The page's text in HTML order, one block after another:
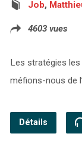
Job,
4603 vues
Les stratégies
méfions-nous de
Détails